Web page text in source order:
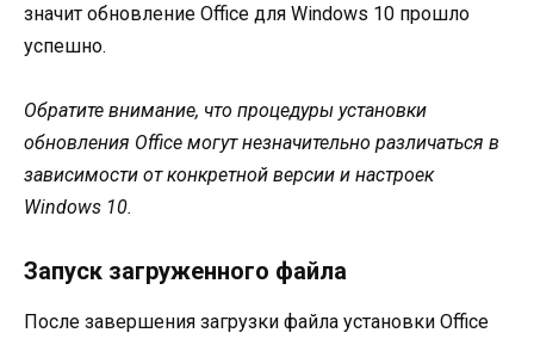
значит обновление Office для Windows 10 прошло
успешно.
Обратите внимание, что процедуры установки
обновления Office могут незначительно различаться в
зависимости от конкретной версии и настроек
Windows 10.
Запуск загруженного файла
После завершения загрузки файла установки Office